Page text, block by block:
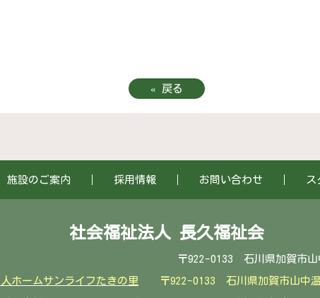
« 戻る
施設のご案内 採用情報 お問い合わせ ス
社会福祉法人 長久福祉会
0133 石川県加賀市山中温泉滝町リ
ホームサンライフたきの里 〒922-0133 石川県加賀市山中